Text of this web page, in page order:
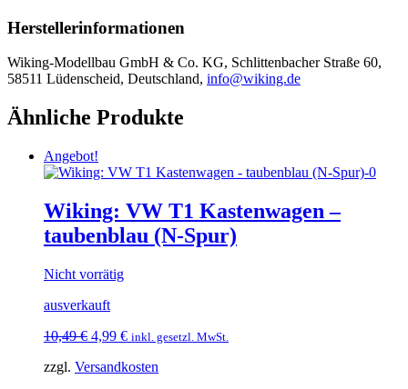
Herstellerinformationen
Wiking-Modellbau GmbH & Co. KG, Schlittenbacher Straße 60,
58511 Lüdenscheid, Deutschland, info@wiking.de
Ähnliche Produkte
Angebot!
Wiking: VW T1 Kastenwagen –
taubenblau (N-Spur)
Nicht vorrätig
ausverkauft
10,49€ Ursprünglicher
war:
4,99 €Aktueller
ist:
inkl. gesetzl. MwSt.
zzgl. Versandkosten